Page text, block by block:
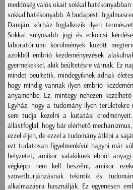
meddőség valós okait sokkal
sokkal hatékonyabb. A budapesti
Damján kórház foglalkozik ilyen
Sokkal súlyosabb jogi és erkölcsi
laboratóriumi körölmények között
azokból embrió kezdeményezések
gyermekekkel, akik beültetésre várnak. Ez
mindet beültetik, mindegyiknek adnak
hogy mindig vannak ilyen embrió
anyaméhbe. Ez, mintegy nehezen
Egyház, hogy a tudomány ilyen
sem tudja kezelni a kutatási
állástfoglal, hogy bár elérhető
ezzel éljen, de ezzel a tudomány átlépi a
ezt tudatosan figyelmenkívül hagyni már
helyzetet, amikor valakiknek ebből
végképp nem kell beszélni, amikor
szövetburjánzásnak tekintik és
alkalmazásra használják. Ez egyenesen